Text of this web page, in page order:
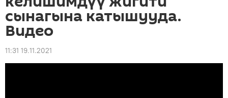
сынагына катышууда.
Видео
11:31 19.11.2021